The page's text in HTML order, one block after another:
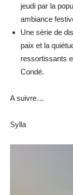
jeudi par la
ambiance
Une série de
paix et la
ressortissants
Condé.
A suivre…
Sylla